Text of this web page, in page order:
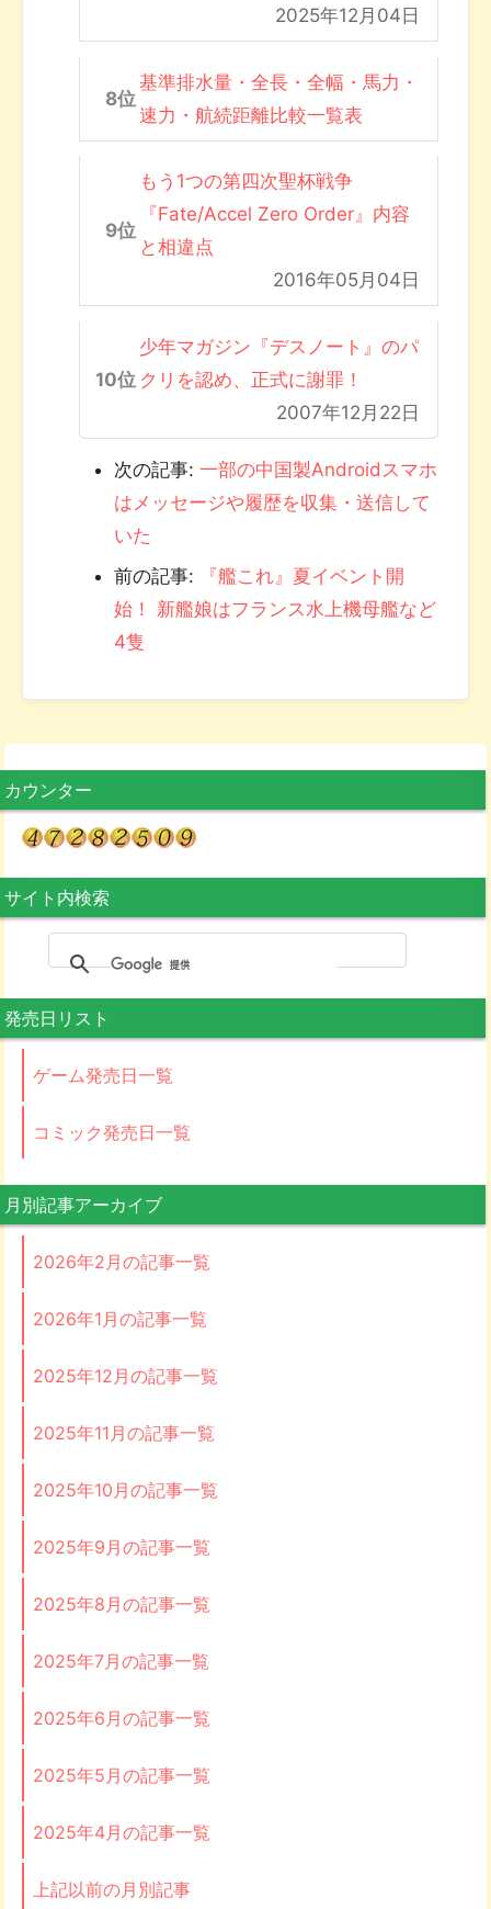
2025年12月04日
基準排水量・全長・全幅・馬力・
速力・航続距離比較一覧表
もう1つの第四次聖杯戦争
『Fate/Accel Zero Order』内容
と相違点
2016年05月04日
少年マガジン『デスノート』のパ
クリを認め、正式に謝罪！
2007年12月22日
次の記事: 一部の中国製Androidスマホ
はメッセージや履歴を収集・送信して
いた
前の記事:
『艦これ』夏イベント開
始！ 新艦娘はフランス水上機母艦など
4隻
カウンター
サイト内検索
発売日リスト
ゲーム発売日一覧
コミック発売日一覧
月別記事アーカイブ
2026年2月の記事一覧
2026年1月の記事一覧
2025年12月の記事一覧
2025年11月の記事一覧
2025年10月の記事一覧
2025年9月の記事一覧
2025年8月の記事一覧
2025年7月の記事一覧
2025年6月の記事一覧
2025年5月の記事一覧
2025年4月の記事一覧
上記以前の月別記事